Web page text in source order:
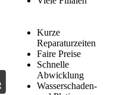
Kurze
Reparaturzeiten
Faire Preise
Schnelle
Abwicklung
Wasserschaden-